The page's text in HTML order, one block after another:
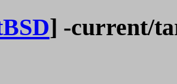
] -current/